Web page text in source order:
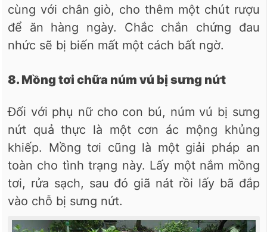
cùng với chân giò, cho thêm một chút rượu
để ăn hàng ngày. Chắc chắn chứng đau
nhức sẽ bị biến mất một cách bất ngờ.
8. Mồng tơi chữa núm vú bị sưng nứt
Đối với phụ nữ cho con bú, núm vú bị sưng
nứt quả thực là một cơn ác mộng khủng
khiếp. Mồng tơi cũng là một giải pháp an
toàn cho tình trạng này. Lấy một nắm mồng
tơi, rửa sạch, sau đó giã nát rồi lấy bã đắp
vào chỗ bị sưng nứt.